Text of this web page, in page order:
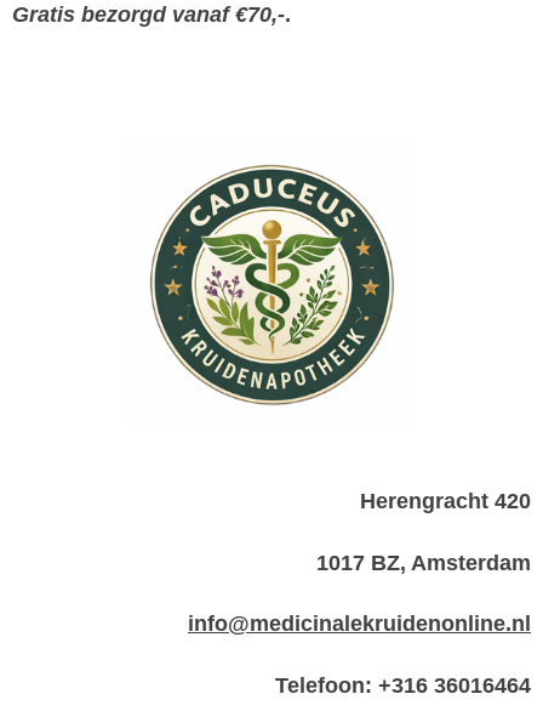
Gratis bezorgd vanaf €70,-.
Herengracht 420
1017 BZ, Amsterdam
info@medicinalekruidenonline.nl
Telefoon: +316 36016464